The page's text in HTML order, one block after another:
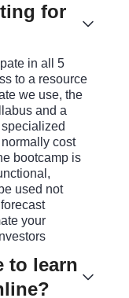
for
in all 5
to a resource
we use, the
and a
cost
bootcamp is
used not
your
to learn